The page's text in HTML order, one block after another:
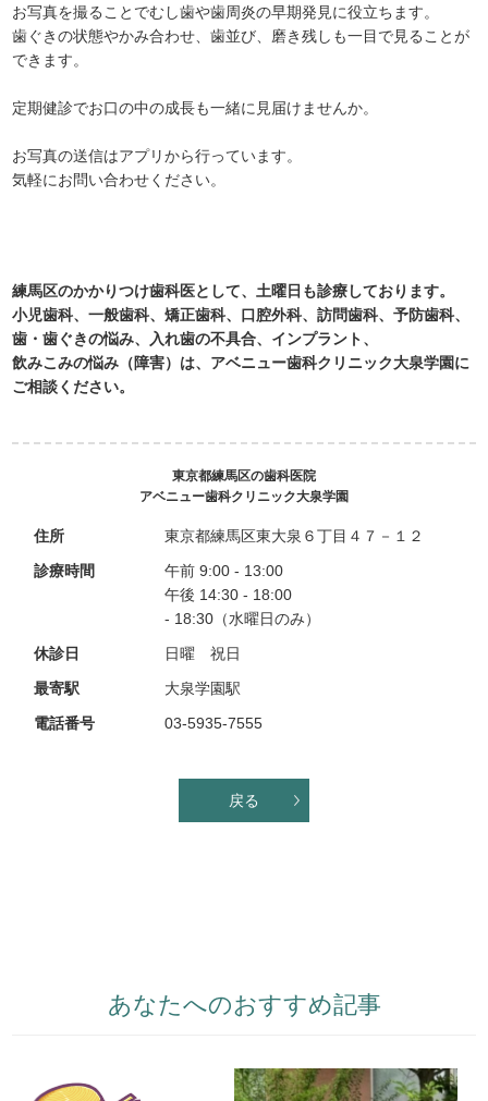
お写真を撮ることでむし歯や歯周炎の早期発見に役立ちます。
歯ぐきの状態やかみ合わせ、歯並び、磨き残しも一目で見ることが
できます。
定期健診でお口の中の成長も一緒に見届けませんか。
お写真の送信はアプリから行っています。
気軽にお問い合わせください。
練馬区のかかりつけ歯科医として、土曜日も診療しております。
小児歯科、一般歯科、矯正歯科、口腔外科、訪問歯科、予防歯科、
歯・歯ぐきの悩み、入れ歯の不具合、インプラント、
飲みこみの悩み（障害）は、アベニュー歯科クリニック大泉学園に
ご相談ください。
東京都練馬区の歯科医院
アベニュー歯科クリニック大泉学園
住所
東京都練馬区東大泉６丁目４７－１２
診療時間
午前 9:00 - 13:00
午後 14:30 - 18:00
- 18:30（水曜日のみ）
休診日
日曜 祝日
最寄駅
大泉学園駅
電話番号
03-5935-7555
戻る
あなたへのおすすめ記事